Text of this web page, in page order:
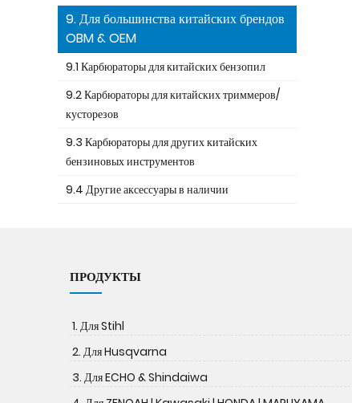
9. Для большинства китайских брендов
OBM & OEM
9.1 Карбюраторы для китайских бензопил
9.2 Карбюраторы для китайских триммеров/
кусторезов
9.3 Карбюраторы для других китайских
бензиновых инструментов
9.4 Другие аксессуары в наличии
ПРОДУКТЫ
1. Для Stihl
2. Для Husqvarna
3. Для ECHO & Shindaiwa